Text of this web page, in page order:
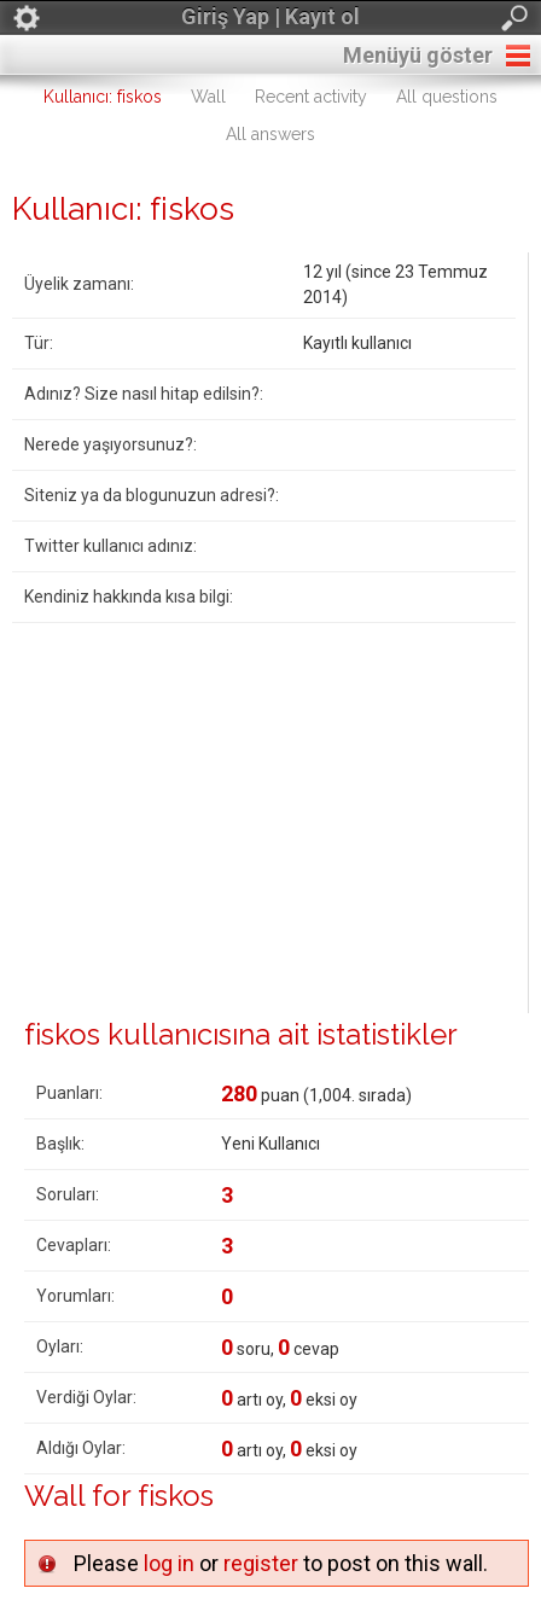
Giriş Yap | Kayıt ol
Menüyü göster
Kullanıcı: fiskos Wall Recent activity
All questions
All answers
Kullanıcı: fiskos
Üyelik zamanı:
12 yıl (since 23 Temmuz
2014)
Tür: Kayıtlı kullanıcı
Adınız? Size nasıl hitap edilsin?:
Nerede yaşıyorsunuz?:
Siteniz ya da blogunuzun adresi?:
Twitter kullanıcı adınız:
Kendiniz hakkında kısa bilgi:
fiskos kullanıcısına ait istatistikler
Puanları: 280puan (1,004 . sırada)
Başlık: Yeni Kullanıcı
Soruları: 3
Cevapları: 3
Yorumları: 0
Oyları: 0soru, 0cevap
Verdiği Oylar: 0artı oy, 0eksi oy
Aldığı Oylar: 0artı oy, 0eksi oy
Wall for fiskos
Please log in or registerto post on this wall.